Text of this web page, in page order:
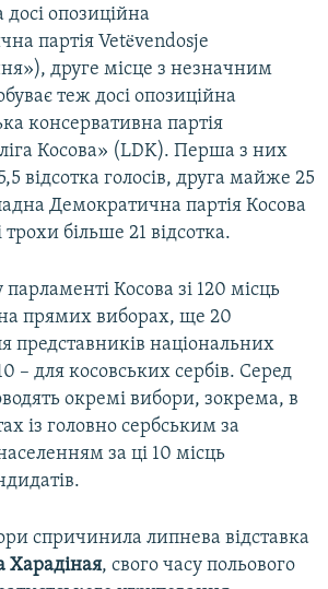
досі опозиційна
партія Vetëvendosje
друге місце з незначним
теж досі опозиційна
консервативна партія
Косова» (LDK). Перша з них
відсотка голосів, друга майже 25
Демократична партія Косова
більше 21 відсотка.
Косова зі 120 місць
прямих виборах, ще 20
представників національних
– для косовських сербів. Серед
окремі вибори, зокрема, в
із головно сербським за
за ці 10 місць
спричинила липнева відставка
Харадіная, свого часу польового